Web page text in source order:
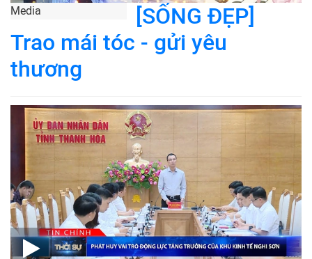
Media
[SỐNG ĐẸP]
Trao mái tóc - gửi yêu
thương